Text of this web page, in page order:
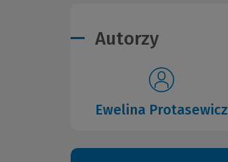
Autorzy
Ewelina Protasewicz